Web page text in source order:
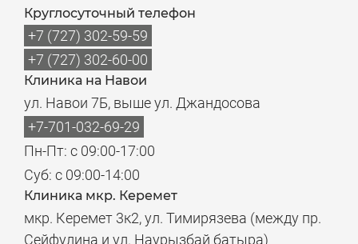
Круглосуточный телефон
+7 (727) 302-59-59
+7 (727) 302-60-00
Клиника на Навои
ул. Навои 7Б, выше ул. Джандосова
+7-701-032-69-29
Пн-Пт: с 09:00-17:00
Суб: с 09:00-14:00
Клиника мкр. Керемет
мкр. Керемет 3к2, ул. Тимирязева (между пр.
Сейфулина и ул. Наурызбай батыра)